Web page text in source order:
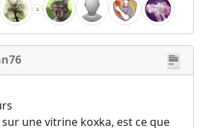
une vitrine koxka, est ce que